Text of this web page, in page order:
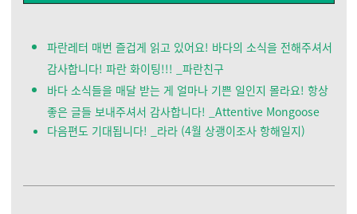
파란레터 매번 즐겁게 읽고 있어요! 바다의 소식을 전해주셔서
감사합니다! 파란 화이팅!!!
_파란친구
바다 소식들을 매달 받는 게 얼마나 기쁜 일인지 몰라요! 항상
좋은 글들 보내주셔서 감사합니다! _Attentive Mongoose
다음편도 기대됩니다! _라라 (4월 상괭이조사 항해일지)